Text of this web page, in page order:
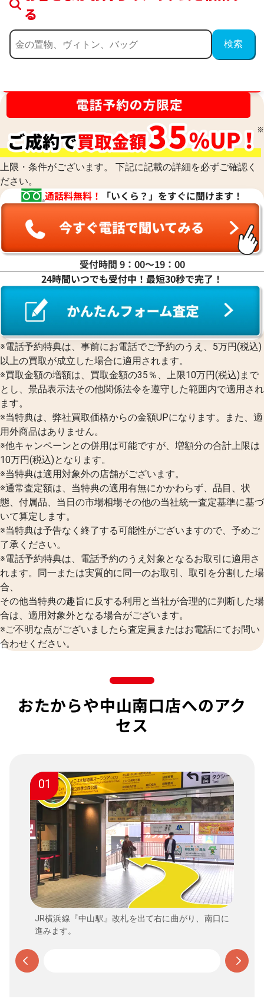
る
上限・条件がございます。 下記に記載の詳細を必ずご確認く
ださい。
通話料無料！ 「いくら？」をすぐに聞けます！
受付時間 9：00〜19：00
24時間いつでも受付中！最短30秒で完了！
※電話予約特典は、事前にお電話でご予約のうえ、5万円(税込)
以上の買取が成立した場合に適用されます。
※買取金額の増額は、買取金額の35％、上限10万円(税込)まで
とし、景品表示法その他関係法令を遵守した範囲内で適用され
ます。
※当特典は、弊社買取価格からの金額UPになります。また、適
用外商品はありません。
※他キャンペーンとの併用は可能ですが、増額分の合計上限は
10万円(税込)となります。
※当特典は適用対象外の店舗がございます。
※通常査定額は、当特典の適用有無にかかわらず、品目、状
態、付属品、当日の市場相場その他の当社統一査定基準に基づ
いて算定します。
※当特典は予告なく終了する可能性がございますので、予めご
了承ください。
※電話予約特典は、電話予約のうえ対象となるお取引に適用さ
れます。同一または実質的に同一のお取引、取引を分割した場
合、
その他当特典の趣旨に反する利用と当社が合理的に判断した場
合は、適用対象外となる場合がございます。
※ご不明な点がございましたら査定員またはお電話にてお問い
合わせください。
おたからや中山南口店へのアク
セス
01
JR横浜線『中山駅』改札を出て右に曲がり、南口に
進みます。